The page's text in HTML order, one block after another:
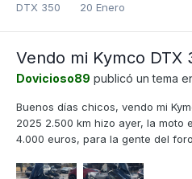
DTX 350
20 Enero
Vendo mi Kymco DTX
Dovicioso89 publicó un tema
Buenos días chicos, vendo mi
2025 2.500 km hizo ayer, la moto
4.000 euros, para la gente del